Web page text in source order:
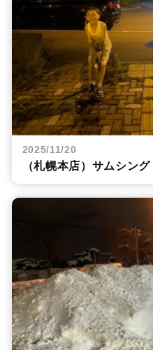
2025/11/20
（札幌本店）サムシング